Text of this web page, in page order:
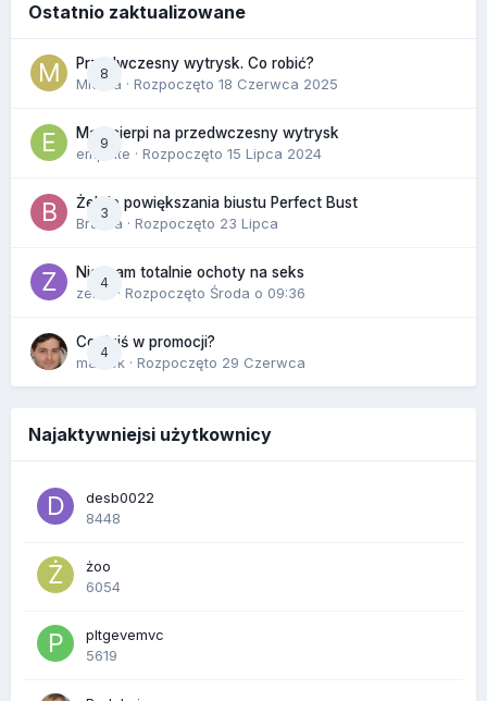
Ostatnio zaktualizowane
8
Przedwczesny wytrysk. Co robić?
Miekra · Rozpoczęto 18 Czerwca 2025
9
Mąż cierpi na przedwczesny wytrysk
empelte · Rozpoczęto 15 Lipca 2024
3
Żel do powiększania biustu Perfect Bust
Bravva · Rozpoczęto 23 Lipca
4
Nie mam totalnie ochoty na seks
zenla
· Rozpoczęto Środa o 09:36
4
Co dziś w promocji?
maciek · Rozpoczęto 29 Czerwca
Najaktywniejsi użytkownicy
desb0022
8448
żoo
6054
pltgevemvc
5619